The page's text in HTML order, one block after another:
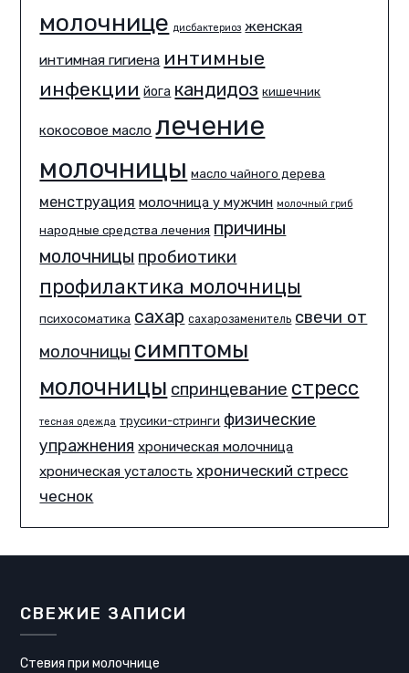
молочнице дисбактериоз женская
интимная гигиена интимные
инфекции йога кандидоз кишечник
кокосовое масло лечение
молочницы масло чайного дерева
менструация молочница у мужчин молочный гриб
народные средства лечения причины
молочницы пробиотики
профилактика молочницы
психосоматика сахар сахарозаменитель свечи от
молочницы симптомы
молочницы спринцевание стресс
тесная одежда трусики-стринги физические
упражнения хроническая молочница
хроническая усталость хронический стресс
чеснок
СВЕЖИЕ ЗАПИСИ
Стевия при молочнице